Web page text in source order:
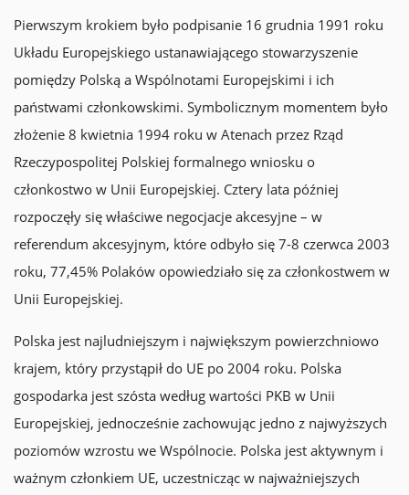
Pierwszym krokiem było podpisanie 16 grudnia 1991 roku
Układu Europejskiego ustanawiającego stowarzyszenie
pomiędzy Polską a Wspólnotami Europejskimi i ich
państwami członkowskimi. Symbolicznym momentem było
złożenie 8 kwietnia 1994 roku w Atenach przez Rząd
Rzeczypospolitej Polskiej formalnego wniosku o
członkostwo w Unii Europejskiej. Cztery lata później
rozpoczęły się właściwe negocjacje akcesyjne – w
referendum akcesyjnym, które odbyło się 7-8 czerwca 2003
roku, 77,45% Polaków opowiedziało się za członkostwem w
Unii Europejskiej.
Polska jest najludniejszym i największym powierzchniowo
krajem, który przystąpił do UE po 2004 roku. Polska
gospodarka jest szósta według wartości PKB w Unii
Europejskiej, jednocześnie zachowując jedno z najwyższych
poziomów wzrostu we Wspólnocie. Polska jest aktywnym i
ważnym członkiem UE, uczestnicząc w najważniejszych